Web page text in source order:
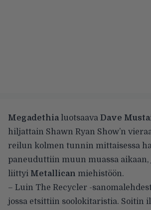
Megadethialuotsaava Dave
hiljattain Shawn Ryan Show’n
reilun kolmen tunnin mittaisessa
paneuduttiin muun muassa
liittyi Metallican miehistöön.
– Luin The Recycler -
jossa etsittiin soolokitaristia. Soitin